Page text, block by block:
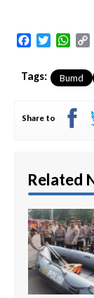
FacebookTwitter
Tags: Bumd
Share to
Related